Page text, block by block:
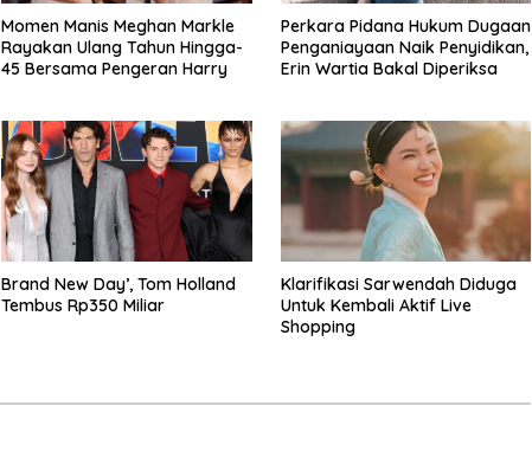
Momen Manis Meghan Markle
Rayakan Ulang Tahun Hingga-
45 Bersama Pengeran Harry
Perkara Pidana Hukum Dugaan
Penganiayaan Naik Penyidikan,
Erin Wartia Bakal Diperiksa
Brand New Day’, Tom Holland
Tembus Rp350 Miliar
Klarifikasi Sarwendah Diduga
Untuk Kembali Aktif Live
Shopping